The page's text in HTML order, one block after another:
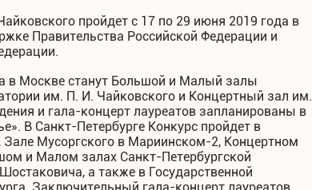
пройдет с 17 по 29 июня 2019 года в
Правительства Российской Федерации и
в Москве станут Большой и Малый залы
им. П. И. Чайковского и Концертный зал им.
и гала-концерт лауреатов запланированы в
В Санкт-Петербурге Конкурс пройдет в
Мусоргского в Мариинском-2, Концертном
и Малом залах Санкт-Петербургской
а также в Государственной